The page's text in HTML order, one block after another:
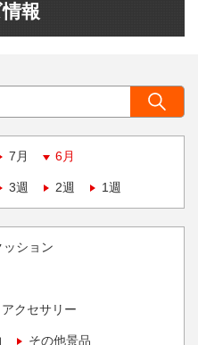
報
7月 6月
3週 2週 1週
ション
クセサリー
その他景品